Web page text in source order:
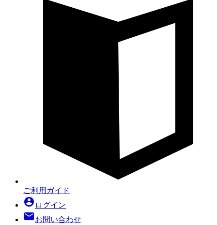
ご利用ガイド
account_circle ログイン
mailお問い合わせ